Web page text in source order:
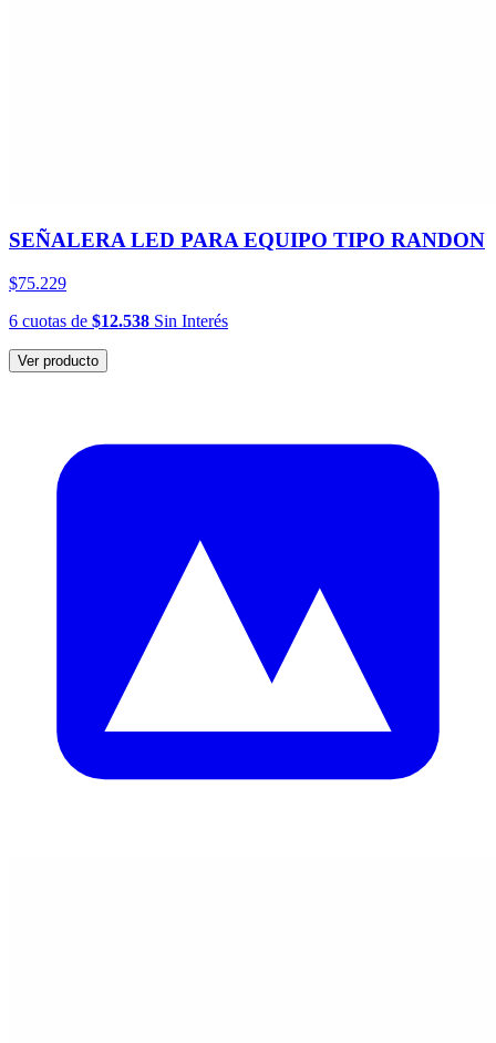
SEÑALERA LED PARA EQUIPO TIPO RANDON
$75.229
6 cuotas de $12.538 Sin Interés
Ver producto